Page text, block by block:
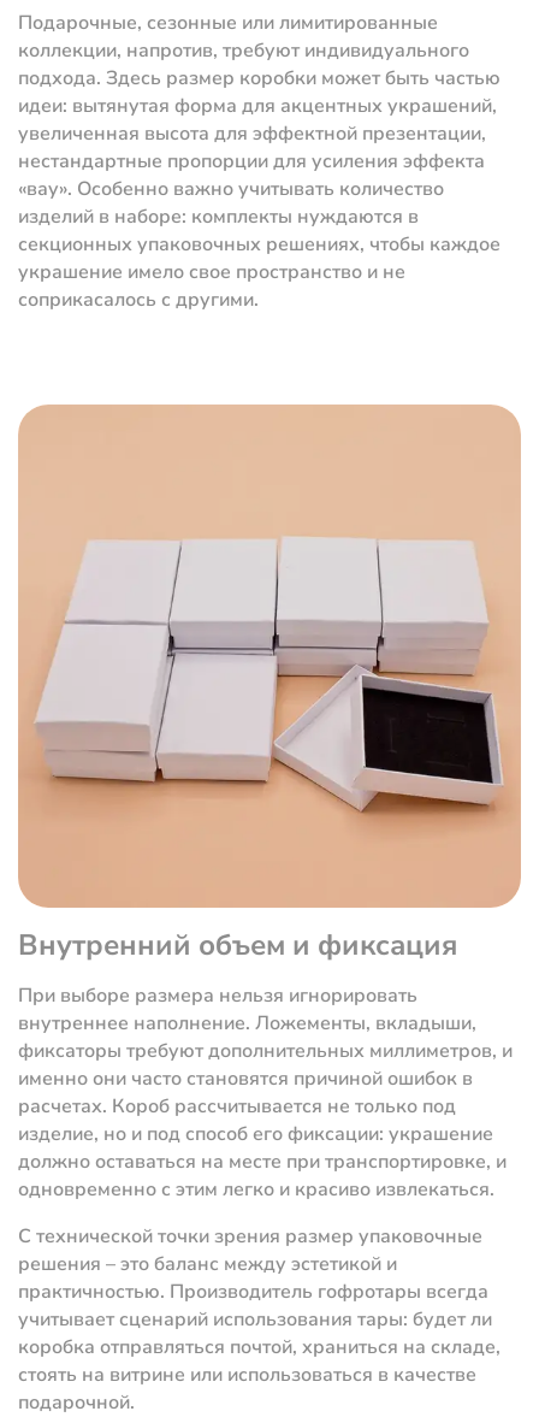
Подарочные, сезонные или лимитированные
коллекции, напротив, требуют индивидуального
подхода. Здесь размер коробки может быть частью
идеи: вытянутая форма для акцентных украшений,
увеличенная высота для эффектной презентации,
нестандартные пропорции для усиления эффекта
«вау». Особенно важно учитывать количество
изделий в наборе: комплекты нуждаются в
секционных упаковочных решениях, чтобы каждое
украшение имело свое пространство и не
соприкасалось с другими.
Внутренний объем и фиксация
При выборе размера нельзя игнорировать
внутреннее наполнение. Ложементы, вкладыши,
фиксаторы требуют дополнительных миллиметров, и
именно они часто становятся причиной ошибок в
расчетах. Короб рассчитывается не только под
изделие, но и под способ его фиксации: украшение
должно оставаться на месте при транспортировке, и
одновременно с этим легко и красиво извлекаться.
С технической точки зрения размер упаковочные
решения – это баланс между эстетикой и
практичностью. Производитель гофротары всегда
учитывает сценарий использования тары: будет ли
коробка отправляться почтой, храниться на складе,
стоять на витрине или использоваться в качестве
подарочной.